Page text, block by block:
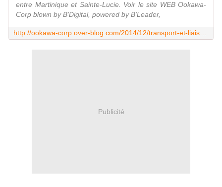
entre Martinique et Sainte-Lucie. Voir le site WEB Ookawa-
Corp blown by B'Digital, powered by B'Leader,
Publicité